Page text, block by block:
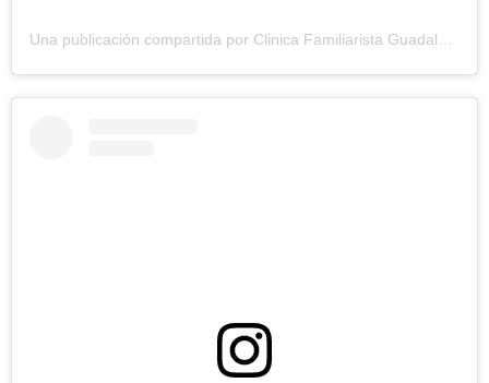
Una publicación compartida por Clinica Familiarista Guadalupe (@clinicaguadalupe)